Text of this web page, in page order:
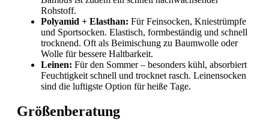
Rohstoff.
Polyamid + Elasthan: Für Feinsocken, Kniestrümpfe
und Sportsocken. Elastisch, formbeständig und schnell
trocknend. Oft als Beimischung zu Baumwolle oder
Wolle für bessere Haltbarkeit.
Leinen: Für den Sommer – besonders kühl, absorbiert
Feuchtigkeit schnell und trocknet rasch. Leinensocken
sind die luftigste Option für heiße Tage.
Größenberatung